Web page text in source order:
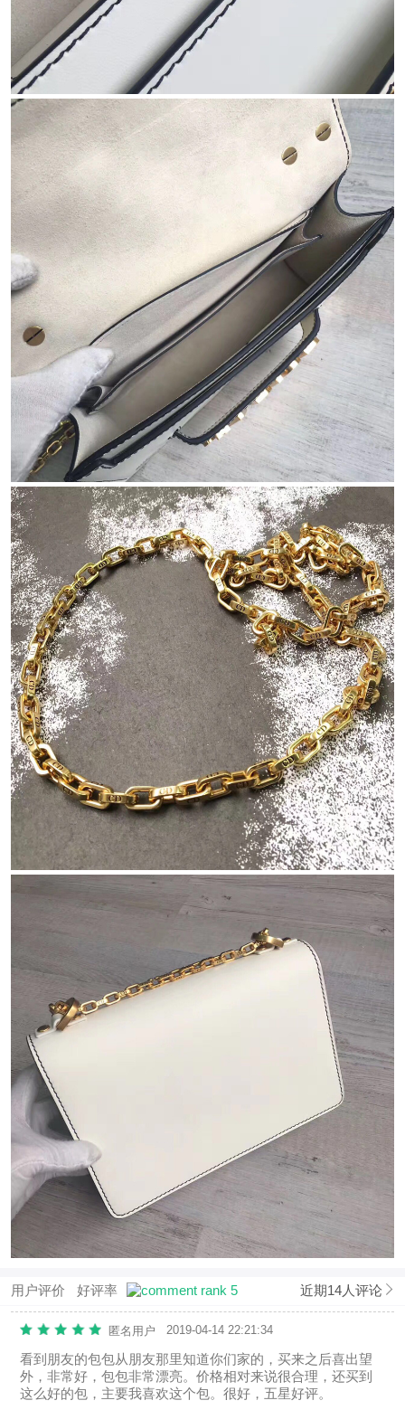
用户评价 好评率 近期14人评论
匿名用户 2019-04-14 22:21:34
看到朋友的包包从朋友那里知道你们家的，买来之后喜出望
外，非常好，包包非常漂亮。价格相对来说很合理，还买到
这么好的包，主要我喜欢这个包。很好，五星好评。